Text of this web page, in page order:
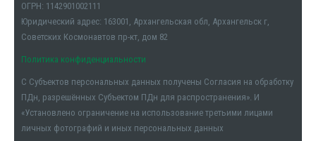
ОГРН: 1142901002111
Юридический адрес: 163001, Архангельская обл, Архангельск г,
Советских Космонавтов пр-кт, дом 82
Политика конфиденциальности
С Субъектов персональных данных получены Согласия на обработку
ПДн, разрешённых Субъектом ПДн для распространения». И
«Установлено ограничение на использование третьими лицами
личных фотографий и иных персональных данных